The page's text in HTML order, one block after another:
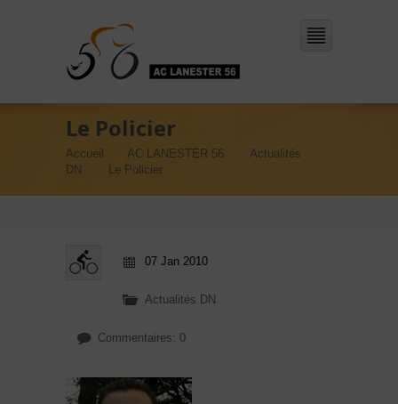
Le Policier
Accueil AC LANESTER 56
Actualités
DN
Le Policier
07 Jan 2010
Actualités DN
Commentaires: 0